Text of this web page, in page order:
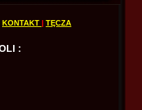
KONTAKT | TĘCZA
: